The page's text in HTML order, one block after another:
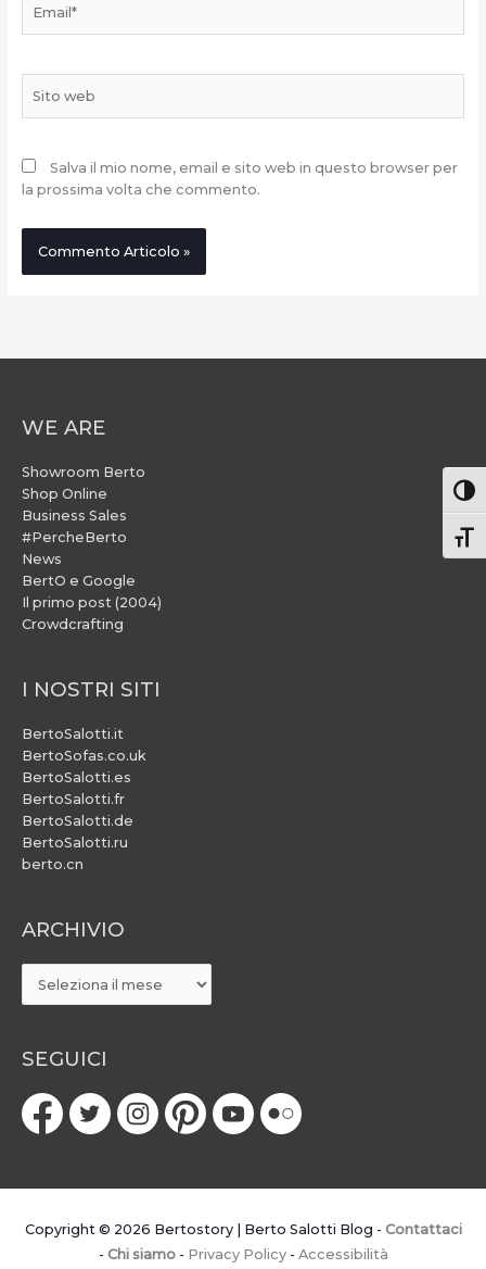
web
Salva il mio nome, email e sito web in questo browser per
la prossima volta che commento.
WE ARE
Showroom Berto
Shop Online
Business Sales
#PercheBerto
News
BertO e Google
Il primo post (2004)
Crowdcrafting
I NOSTRI SITI
BertoSalotti.it
BertoSofas.co.uk
BertoSalotti.es
BertoSalotti.fr
BertoSalotti.de
BertoSalotti.ru
berto.cn
ARCHIVIO
ARCHIVIO
SEGUICI
Copyright © 2026 Bertostory | Berto Salotti Blog - Contattaci
- Chi siamo- Privacy Policy- Accessibilità